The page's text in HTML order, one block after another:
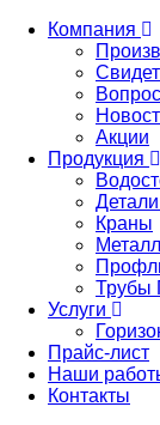
Компания
Акции
Продукция
Краны
Трубы
Услуги
Прайс-лист
Наши
Контакты